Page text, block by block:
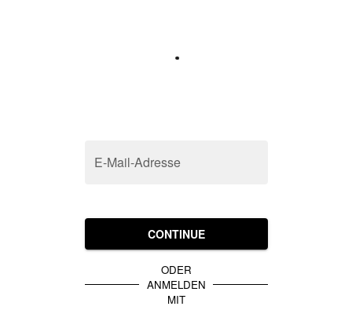
E-Mail-Adresse
CONTINUE
ODER
ANMELDEN
MIT